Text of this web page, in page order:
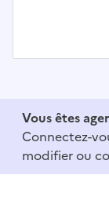
f
Vous êtes
Connectez-
modifier ou